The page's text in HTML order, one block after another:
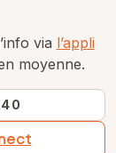
via l’appli
moyenne.